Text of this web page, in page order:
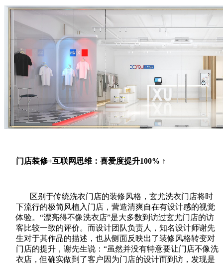
门店装修+互联网思维：喜爱度提升100% ↑
区别于传统洗衣门店的装修风格，玄尤洗衣门店将时
下流行的极简风植入门店，营造清爽自在有设计感的视觉
体验。“漂亮得不像洗衣店”是大多数到访过玄尤门店的访
客比较一致的评价。而设计团队负责人，知名设计师谢先
生对于其作品的描述，也从侧面反映出了装修风格转变对
门店的提升，谢先生说：“虽然并没有特意要让门店不像洗
衣店，但确实做到了客户因为门店的设计而到访，发现是